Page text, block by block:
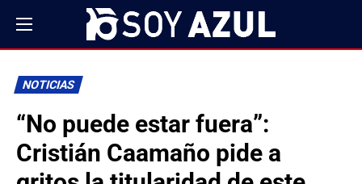
NOTICIAS
“No puede estar fuera”:
Cristián Caamaño pide a